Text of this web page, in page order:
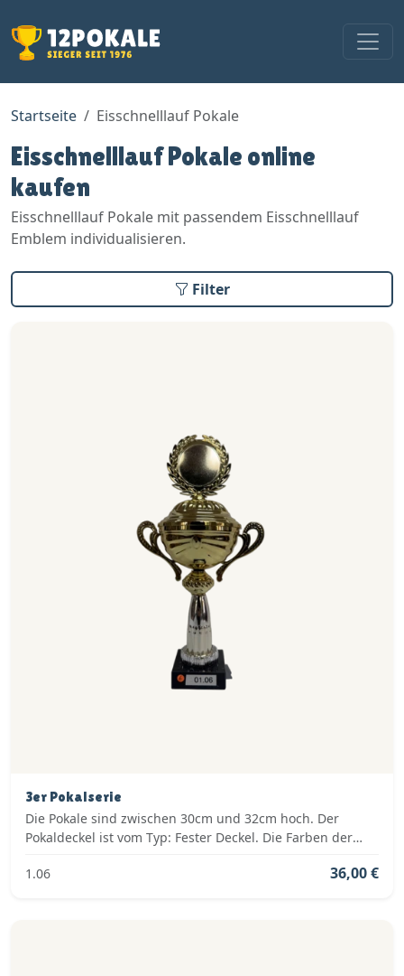
Startseite Eisschnelllauf Pokale
Eisschnelllauf Pokale online
kaufen
Eisschnelllauf Pokale mit passendem Eisschnelllauf
Emblem individualisieren.
Filter
3er Pokalserie
Die Pokale sind zwischen 30cm und 32cm hoch. Der
Pokaldeckel ist vom Typ: Fester Deckel. Die Farben der
1.06
36,00 €